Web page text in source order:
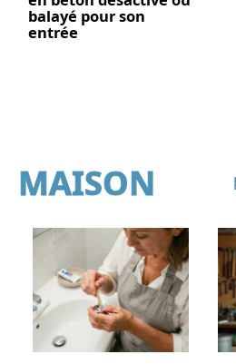
balayé pour son
entrée
MAISON